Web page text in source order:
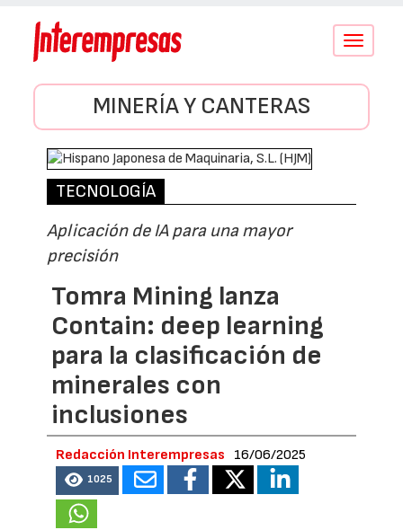
Conmutar
MINERÍA Y CANTERAS
TECNOLOGÍA
Aplicación de IA para una mayor
precisión
Tomra Mining lanza
Contain: deep learning
para la clasificación de
minerales con
inclusiones
Redacción Interempresas 16/06/2025
1025